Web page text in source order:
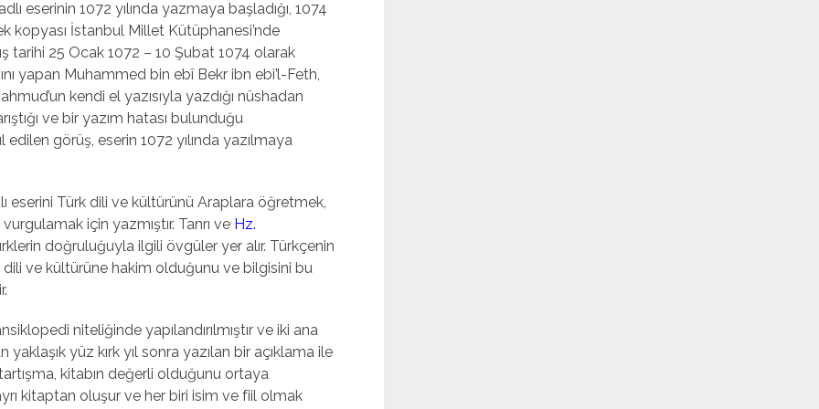
eserinin 1072 yılında yazmaya başladığı, 1074
kopyası İstanbul Millet Kütüphanesi’nde
tarihi 25 Ocak 1072 – 10 Şubat 1074 olarak
yapan Muhammed bin ebî Bekr ibn ebi’l-Feth,
kendi el yazısıyla yazdığı nüshadan
ve bir yazım hatası bulunduğu
görüş, eserin 1072 yılında yazılmaya
eserini Türk dili ve kültürünü Araplara öğretmek,
için yazmıştır. Tanrı ve Hz.
doğruluğuyla ilgili övgüler yer alır. Türkçenin
ve kültürüne hakim olduğunu ve bilgisini bu
niteliğinde yapılandırılmıştır ve iki ana
yüz kırk yıl sonra yazılan bir açıklama ile
kitabın değerli olduğunu ortaya
kitaptan oluşur ve her biri isim ve fiil olmak